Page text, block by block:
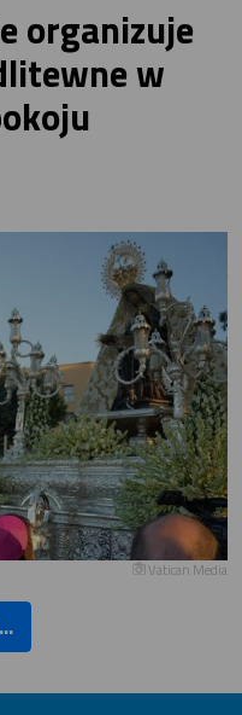
organizuje
w
Vatican Media